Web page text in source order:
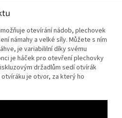
otevírání nádob, plechovek
námahy a velké síly. Můžete s ním
je variabililní díky svému
je háček pro otevření plechovky
držadlům sedí otvírák
je otvor, za který ho